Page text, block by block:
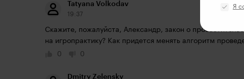
Tatyana Volkodav
19:37
Скажите, пожалуйста, Александр, закон о
на игропрактику? Как придется менять алгоритм
0
0
Dmitry Zelensky
Я